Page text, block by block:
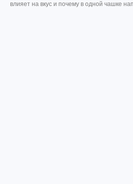
влияет на вкус и почему в одной чашке